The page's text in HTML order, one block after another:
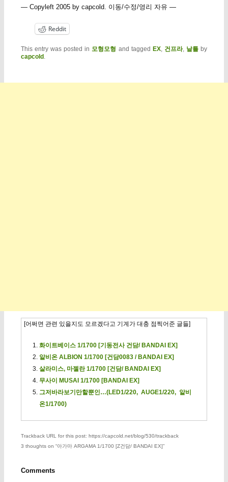
— Copyleft 2005 by capcold. 이동/수정/영리 자유 —
Reddit
This entry was posted in모형모형 and tagged EX, 건프라, 날틀 by
capcold .
[어쩌면 관련 있을지도 모르겠다고 기계가 대충 점찍어준 글들]
화이트베이스 1/1700 [기동전사 건담/ BANDAI EX]
알비온 ALBION 1/1700 [건담0083 / BANDAI EX]
살라미스, 마젤란 1/1700 [건담/ BANDAI EX]
무사이 MUSAI 1/1700 [BANDAI EX]
그저바라보기만할뿐인…(LED1/220, AUGE1/220, 알비
온1/1700)
Trackback URL for this post: https://capcold.net/blog/530/trackback
3 thoughts on “아가마 ARGAMA 1/1700 [Z건담/ BANDAI EX]”
Comments